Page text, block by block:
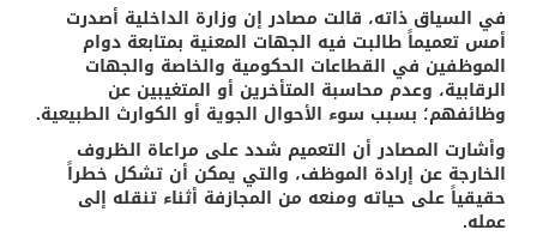
في السياق ذاته، قالت مصادر إن وزارة الداخلية أصدرت
أمس تعميماً طالبت فيه الجهات المعنية بمتابعة دوام
الموظفين في القطاعات الحكومية والخاصة والجهات
الرقابية، وعدم محاسبة المتأخرين أو المتغيبين عن
وظائفهم؛ بسبب سوء الأحوال الجوية أو الكوارث الطبيعية.
وأشارت المصادر أن التعميم شدد على مراعاة الظروف
الخارجة عن إرادة الموظف، والتي يمكن أن تشكل خطراً
حقيقياً على حياته ومنعه من المجازفة أثناء تنقله إلى
عمله.